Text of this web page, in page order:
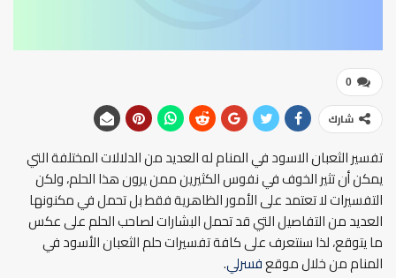
0
شارك
تفسير الثعبان الاسود في المنام له العديد من الدلالات المختلفة التي
يمكن أن تثير الخوف في نفوس الكثيرين ممن يرون هذا الحلم، ولكن
التفسيرات لا تعتمد على الأمور الظاهرية فقط بل تحمل في مكنونها
العديد من التفاصيل التي قد تحمل البشارات لصاحب الحلم على عكس
ما يتوقع، لذا سنتعرف على كافة تفسيرات حلم الثعبان الأسود في
المنام من خلال موقعفسرلي.